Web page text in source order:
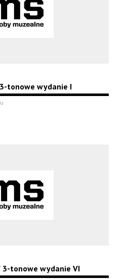
tonowe wydanie I
tonowe wydanie VI